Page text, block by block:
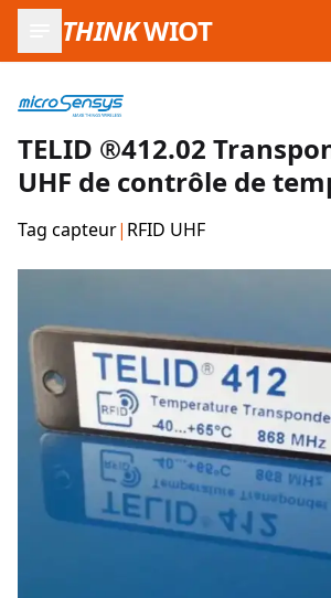
THINKWIOT
TELID ®412.02
UHF de contrôle de
Tag capteur| RFID UHF